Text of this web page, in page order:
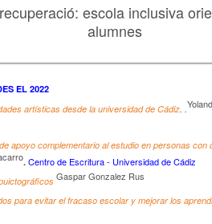
escola inclusiva
alumnes
EL 2022
artísticas desde la universidad de Cádiz. .
apoyo complementario al estudio en personas con
. Centro de Escritura - Universidad de Cádiz
Gaspar Gonzalez Rus
para evitar el fracaso escolar y mejorar los